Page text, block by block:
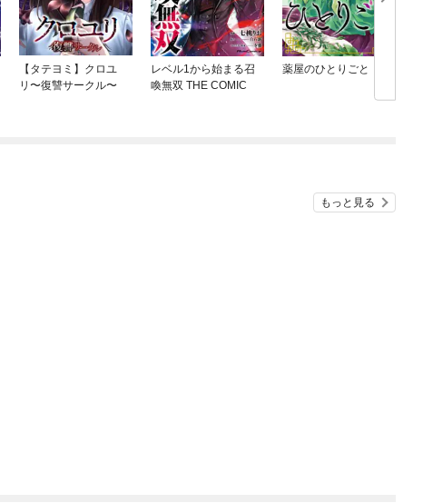
【タテヨミ】クロユ
リ〜復讐サークル〜
レベル1から始まる召
喚無双 THE COMIC
薬屋のひとりごと
もっと見る